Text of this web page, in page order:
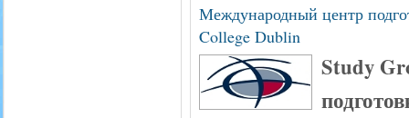
Международный центр
College Dublin
Study